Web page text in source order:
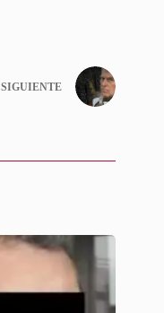
SIGUIENTE